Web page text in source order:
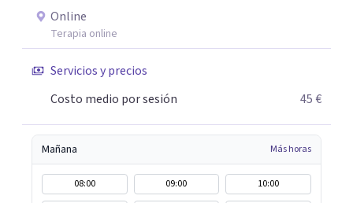
reúne los elementos que puedan ayudar de una manera
más rápida y eficaz a cada paciente. Dado que cuando uno
lo está pasando mal desea recuperarse cuanto antes,
siempre procuro que los tratamientos tengan la menor
duración posible, con el consiguiente ahorro de tiempo y
Online
Terapia online
Servicios y precios
Costo medio por sesión
45 €
Mañana Más horas
08:00 09:00
10:00